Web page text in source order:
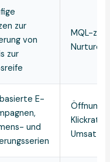
zur
von
zur
MQL-zu-
Nurture-
E-
und
Klickrate,
Umsatz/